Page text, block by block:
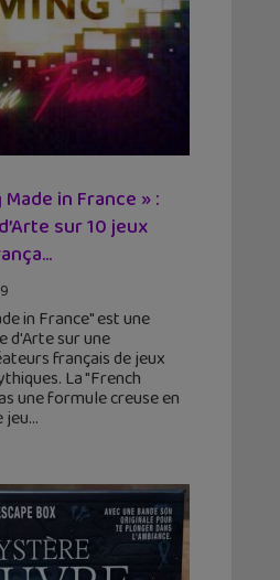
in France » :
sur 10 jeux
in France" est une
d'Arte sur une
français de jeux
La "French
une formule creuse en
jeu